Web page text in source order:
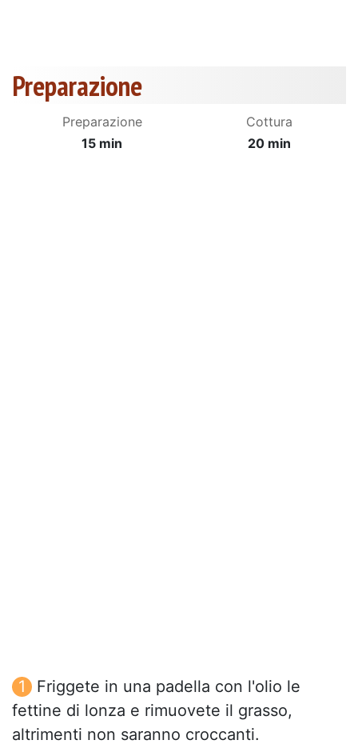
Preparazione
Preparazione
15 min
Cottura
20 min
Friggete in una padella con l'olio le
fettine di lonza e rimuovete il grasso,
altrimenti non saranno croccanti.